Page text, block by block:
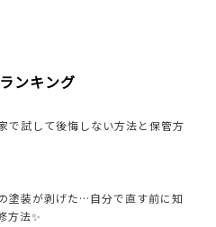
ンキング
で試して後悔しない方法と保管方
塗装が剥げた…自分で直す前に知
方法✨